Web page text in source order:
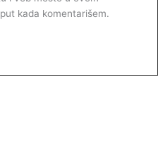
kada komentarišem.